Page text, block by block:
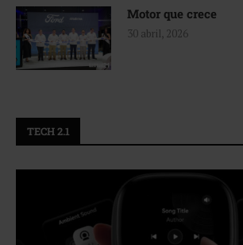
Motor que crece
30 abril, 2026
TECH 2.1